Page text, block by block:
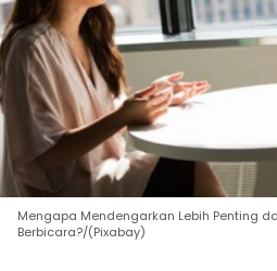
Mengapa Mendengarkan Lebih Penting
Berbicara?/(Pixabay)